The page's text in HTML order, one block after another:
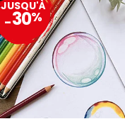
JUSQU'À
-30%